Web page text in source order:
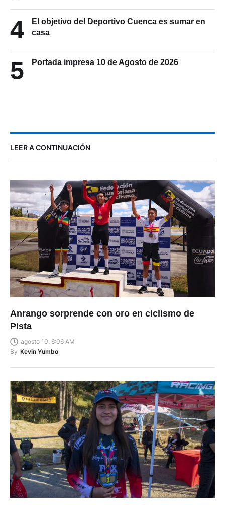
4
El objetivo del Deportivo Cuenca es sumar en
casa
5 Portada impresa 10 de Agosto de 2026
LEER A CONTINUACIÓN
Anrango sorprende con oro en ciclismo de
Pista
agosto 10, 6:06 AM
By Kevin Yumbo
Roldán y Burns dominan el downhill en Turi